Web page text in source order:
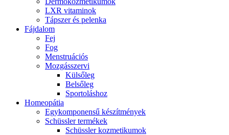
LXR vitaminok
Tápszer és pelenka
Fájdalom
Fej
Fog
Menstruációs
Mozgásszervi
Külsőleg
Belsőleg
Sportoláshoz
Homeopátia
Egykomponensű készítmények
Schüssler termékek
Schüssler kozmetikumok